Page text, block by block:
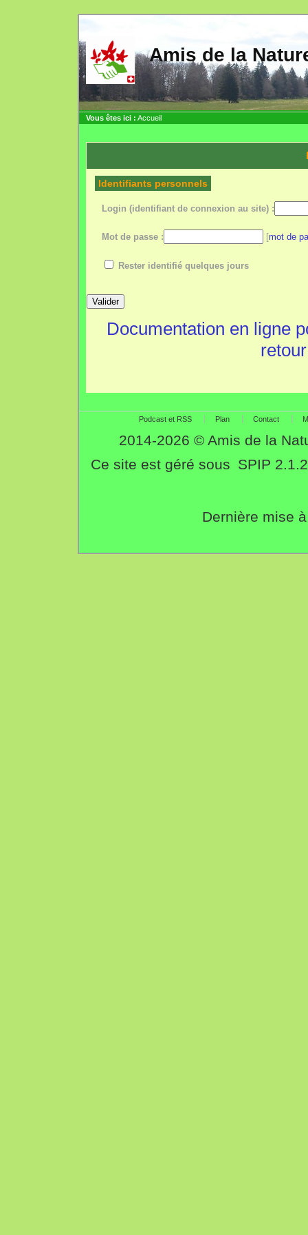
Amis de la
Vous êtes ici : Accueil
Identifiants personnels
Login (identifiant de connexion au site) :
Mot de passe : mot de
Rester identifié quelques jours
Documentation en ligne
Podcast et RSS Plan Contact
2014-2026 © Amis de la
Ce site est géré sous SPIP
Dernière mise